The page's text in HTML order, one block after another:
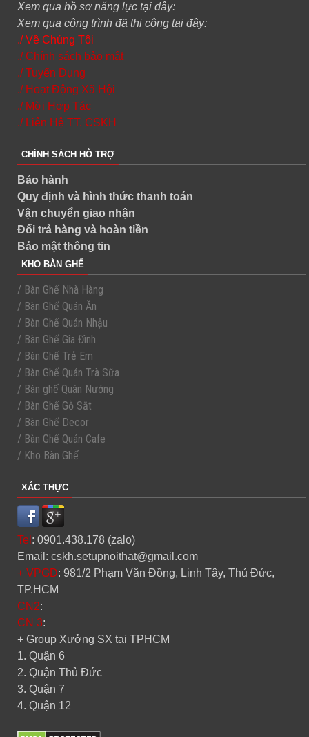
Xem qua hồ sơ năng lực tại đây:
Xem qua công trình đã thi công tại đây:
./ Về Chúng Tôi
./ Chính sách bảo mật
./ Tuyển Dụng
./ Hoạt Động Xã Hội
./ Mời Hợp Tác
./ Liên Hệ TT. CSKH
CHÍNH SÁCH HỖ TRỢ
Bảo hành
Quy định và hình thức thanh toán
Vận chuyển giao nhận
Đổi trả hàng và hoàn tiền
Bảo mật thông tin
KHO BÀN GHẾ
/ Bàn Ghế Nhà Hàng
/ Bàn Ghế Quán Ăn
/ Bàn Ghế Quán Nhậu
/ Bàn Ghế Gia Đình
/ Bàn Ghế Trẻ Em
/ Bàn Ghế Quán Trà Sữa
/ Bàn ghế Quán Nướng
/ Bàn Ghế Gỗ Sắt
/ Bàn Ghế Decor
/ Bàn Ghế Quán Cafe
/ Kho Bàn Ghế
XÁC THỰC
Tel : 0901.438.178 (zalo)
Email: cskh.setupnoithat@gmail.com
+ VPGD: 981/2 Phạm Văn Đồng, Linh Tây, Thủ Đức,
TP.HCM
CN2:
CN 3:
+ Group Xưởng SX tại TPHCM
1. Quận 6
2. Quận Thủ Đức
3. Quận 7
4. Quận 12